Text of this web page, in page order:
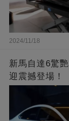
2024/11/18
新馬自達6驚
迎震撼登場！